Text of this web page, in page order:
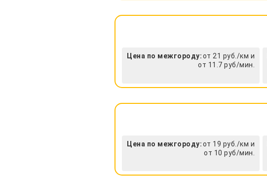
Цена по межгороду:от 21 руб./км и
от 11.7 руб/мин.
Цена по межгороду:от 19 руб./км и
от 10 руб/мин.